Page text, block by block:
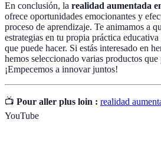
En conclusión, la realidad aumentada
ofrece oportunidades emocionantes y
proceso de aprendizaje. Te animamos a
estrategias en tu propia práctica
que puede hacer. Si estás interesado en
hemos seleccionado varias productos que
¡Empecemos a innovar juntos!
📺 Pour aller plus loin : realidad
YouTube